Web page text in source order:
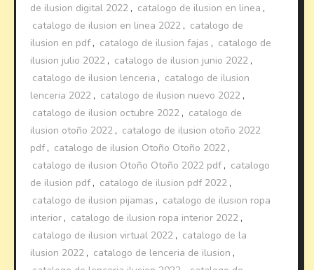
de ilusion digital 2022 , catalogo de ilusion en linea ,
catalogo de ilusion en linea 2022 , catalogo de
ilusion en pdf , catalogo de ilusion fajas , catalogo de
ilusion julio 2022 , catalogo de ilusion junio 2022 ,
catalogo de ilusion lenceria , catalogo de ilusion
lenceria 2022 , catalogo de ilusion nuevo 2022 ,
catalogo de ilusion octubre 2022 , catalogo de
ilusion otoño 2022 , catalogo de ilusion otoño 2022
pdf , catalogo de ilusion Otoño Otoño 2022 ,
catalogo de ilusion Otoño Otoño 2022 pdf , catalogo
de ilusion pdf , catalogo de ilusion pdf 2022 ,
catalogo de ilusion pijamas , catalogo de ilusion ropa
interior , catalogo de ilusion ropa interior 2022 ,
catalogo de ilusion virtual 2022 , catalogo de la
ilusion 2022 , catalogo de lenceria de ilusion ,